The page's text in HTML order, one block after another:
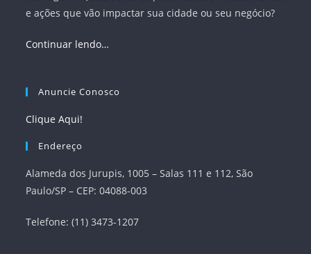
e ações que vão impactar sua cidade ou seu negócio?
Continuar lendo…
Anuncie Conosco
Clique Aqui!
Endereço
Alameda dos Jurupis, 1005 – Salas 111 e 112, São
Paulo/SP – CEP: 04088-003
Telefone: (11) 3473-1207